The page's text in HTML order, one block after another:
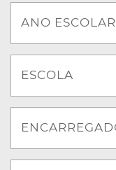
ANO
ESCOLA